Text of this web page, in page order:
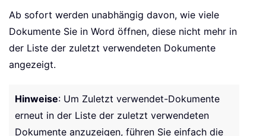
Ab sofort werden unabhängig davon, wie viele
Dokumente Sie in Word öffnen, diese nicht mehr in
der Liste der zuletzt verwendeten Dokumente
angezeigt.
Hinweise: Um Zuletzt verwendet-Dokumente
erneut in der Liste der zuletzt verwendeten
Dokumente anzuzeigen, führen Sie einfach die